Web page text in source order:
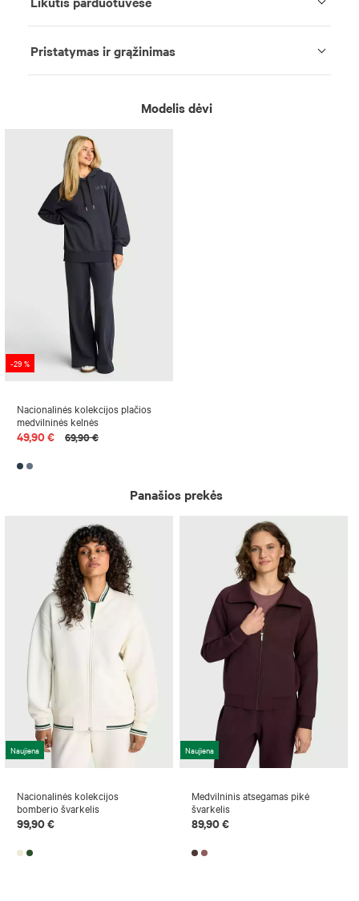
Pristatymas ir grąžinimas
Modelis dėvi
-29 %
Nacionalinės kolekcijos plačios
medvilninės kelnės
49,90 € 69,90 €
Panašios prekės
Naujiena
Nacionalinės kolekcijos
bomberio švarkelis
99,90 €
Naujiena
Medvilninis atsegamas pikė
švarkelis
89,90 €